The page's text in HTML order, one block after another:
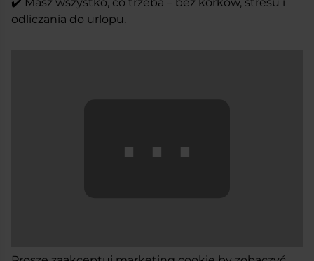
odliczania do urlopu.
⋯